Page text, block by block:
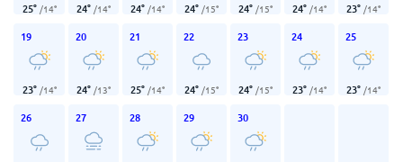
25° /14° 24° /14° 24° /14° 24° /15° 24° /15° 24° /14° 23° /14°
19
23° /14°
20
24° /13°
21
25° /14°
22
24° /15°
23
24° /15°
24
23° /14°
25
23° /14°
26 27 28 29 30